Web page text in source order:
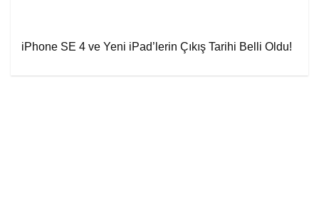
iPhone SE 4 ve Yeni iPad’lerin Çıkış Tarihi Belli Oldu!